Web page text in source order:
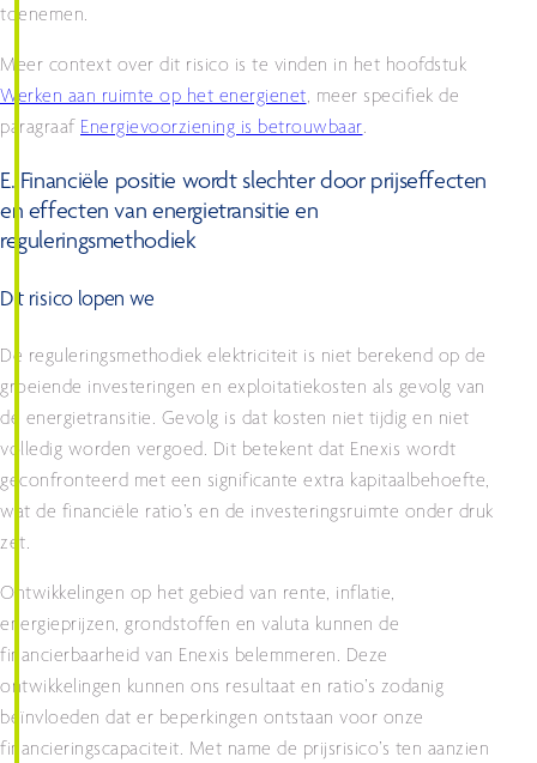
toenemen.
Meer context over dit risico is te vinden in het hoofdstuk
Werken aan ruimte op het energienet, meer specifiek de
paragraaf Energievoorziening is betrouwbaar.
E. Financiële positie wordt slechter door prijseffecten
en effecten van energietransitie en
reguleringsmethodiek
Dit risico lopen we
De reguleringsmethodiek elektriciteit is niet berekend op de
groeiende investeringen en exploitatiekosten als gevolg van
de energietransitie. Gevolg is dat kosten niet tijdig en niet
volledig worden vergoed. Dit betekent dat Enexis wordt
geconfronteerd met een significante extra kapitaalbehoefte,
wat de financiële ratio’s en de investeringsruimte onder druk
zet.
Ontwikkelingen op het gebied van rente, inflatie,
energieprijzen, grondstoffen en valuta kunnen de
financierbaarheid van Enexis belemmeren. Deze
ontwikkelingen kunnen ons resultaat en ratio’s zodanig
beïnvloeden dat er beperkingen ontstaan voor onze
financieringscapaciteit. Met name de prijsrisico’s ten aanzien